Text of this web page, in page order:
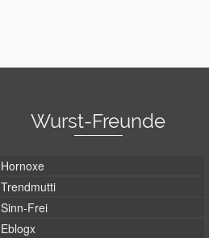
Wurst-Freunde
Hornoxe
Trendmutti
Sinn-Frei
Eblogx